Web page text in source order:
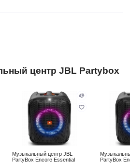
центр JBL Partybox
Музыкальный центр JBL
PartyBox Encore Essential
PartyBox